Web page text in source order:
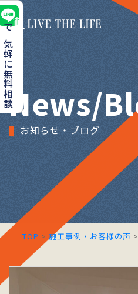
News/
お知らせ・ブログ
TOP >施工事例・お客様の声
で気軽に無料相談